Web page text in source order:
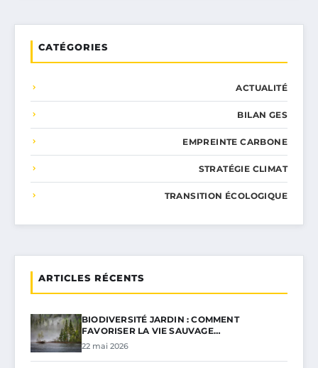
CATÉGORIES
ACTUALITÉ
BILAN GES
EMPREINTE CARBONE
STRATÉGIE CLIMAT
TRANSITION ÉCOLOGIQUE
ARTICLES RÉCENTS
BIODIVERSITÉ JARDIN : COMMENT
FAVORISER LA VIE SAUVAGE…
22 mai 2026